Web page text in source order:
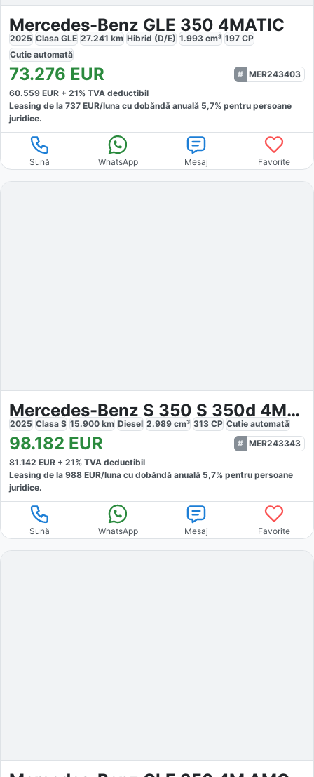
Mercedes-Benz GLE 350 4MATIC
2025 Clasa GLE 27.241 km Hibrid (D/E) 1.993 cm³ 197 CP
Cutie automată
73.276 EUR
MER243403
60.559 EUR + 21% TVA deductibil
Leasing de la 737 EUR/luna cu dobăndă anuală 5,7% pentru persoane
juridice.
Sună WhatsApp Mesaj Favorite
Mercedes-Benz S 350 S 350d 4MATIC L AMG
2025 Clasa S 15.900 km Diesel 2.989 cm³ 313 CP Cutie automată
98.182 EUR
MER243343
81.142 EUR + 21% TVA deductibil
Leasing de la 988 EUR/luna cu dobăndă anuală 5,7% pentru persoane
juridice.
Sună WhatsApp Mesaj Favorite